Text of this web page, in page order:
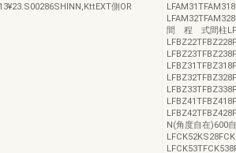
側OR
間 程 式間柱
N(角度自在)600